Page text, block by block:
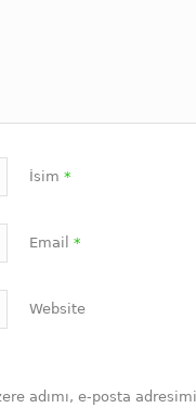
İsim *
Email *
Website
adımı, e-posta